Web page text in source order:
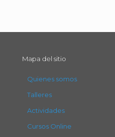
Mapa del sitio
Quienes somos
Talleres
Actividades
Cursos Online